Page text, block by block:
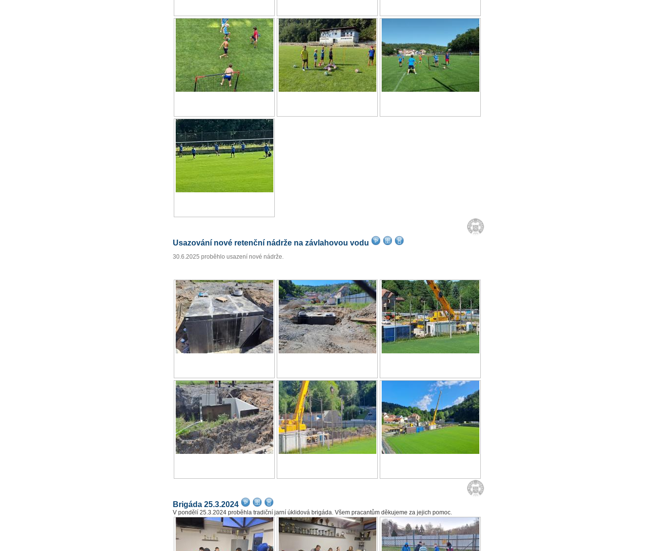
Usazování nové retenční nádrže na závlahovou vodu
30.6.2025 proběhlo usazení nové nádrže.
Brigáda 25.3.2024
V pondělí 25.3.2024 proběhla tradiční jarní úklidová brigáda. Všem pracantům děkujeme za jejich pomoc.